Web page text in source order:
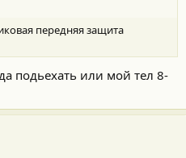
передняя защита
подьехать или мой тел 8-